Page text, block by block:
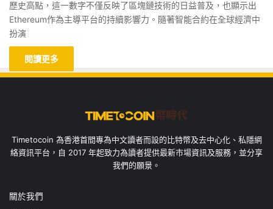
歷史高點，這一數字不僅反映了區塊鏈技術的日益普及，也顯示出
Ethereum作為主導平台的持續影響力。隨著智能合約在全球經濟中
扮演
閱讀更多
Timetocoin 為香港首間專為中文讀者而設的比特幣及去中心化、私隱網
絡資訊平台，自 2017 年起致力為讀者提供最新市場資訊及服務，並分享
我們的願景。
關於我們